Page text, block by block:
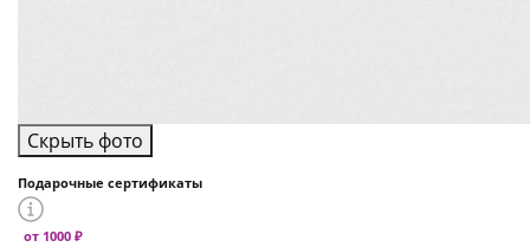
Скрыть фото
Подарочные сертификаты
от 1000 ₽